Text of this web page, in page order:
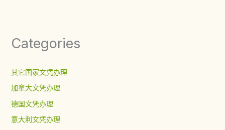
Categories
其它国家文凭办理
加拿大文凭办理
德国文凭办理
意大利文凭办理